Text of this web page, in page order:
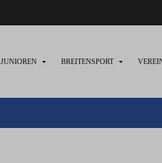
JUNIOREN BREITENSPORT